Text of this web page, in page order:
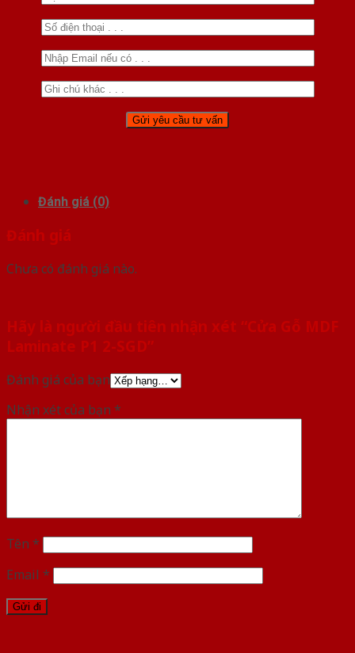
Đánh giá (0)
Đánh giá
Chưa có đánh giá nào.
Hãy là người đầu tiên nhận xét “Cửa Gỗ MDF
Laminate P1 2-SGD”
Đánh giá của bạn
Nhận xét của bạn *
Tên *
Email *